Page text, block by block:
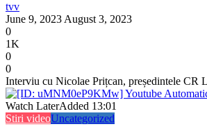
tvv
June 9, 2023 August 3, 2023
0
1K
0
0
Interviu cu Nicolae Prițcan, președintele CR
Watch LaterAdded 13:01
Stiri videoUncategorized